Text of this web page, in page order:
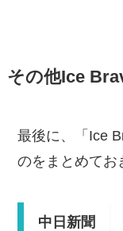
その他Ice
最後に、「Ice
のをまとめてお
中日新聞